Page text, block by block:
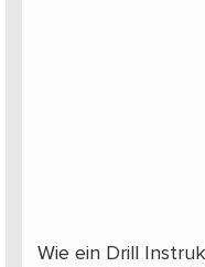
Wie ein Drill